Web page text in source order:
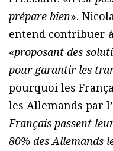
prépare bien».
entend contribuer
«proposant des
pour garantir les
pourquoi les
les Allemands par
Français passent
80% des Allemands